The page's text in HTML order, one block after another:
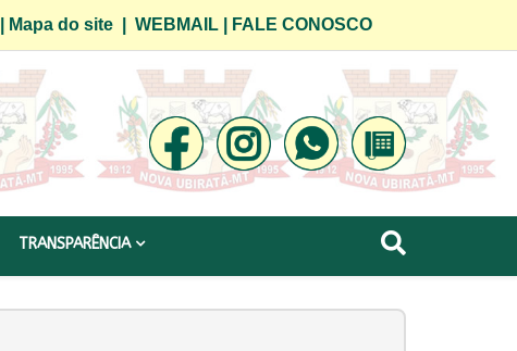
Mapa do site| WEBMAIL| FALE CONOSCO
TRANSPARÊNCIA